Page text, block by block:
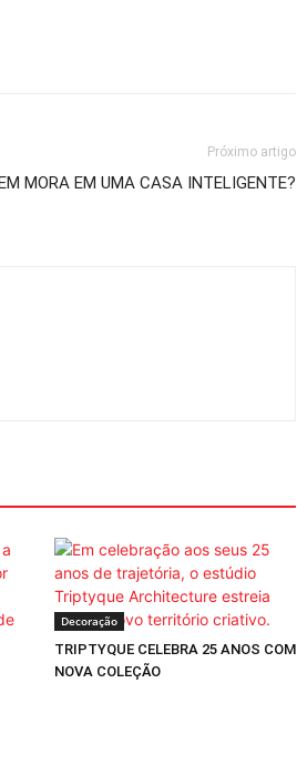
Próximo artigo
MORA EM UMA CASA INTELIGENTE?
Decoração
TRIPTYQUE CELEBRA 25 ANOS COM
NOVA COLEÇÃO